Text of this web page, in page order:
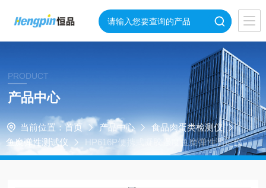
PRODUCT
产品中心
当前位置： 首页 产品中心
食品肉蛋类检测仪
鱼糜弹性测试仪
HP616P便携式凝胶强度鱼糜弹性测定仪